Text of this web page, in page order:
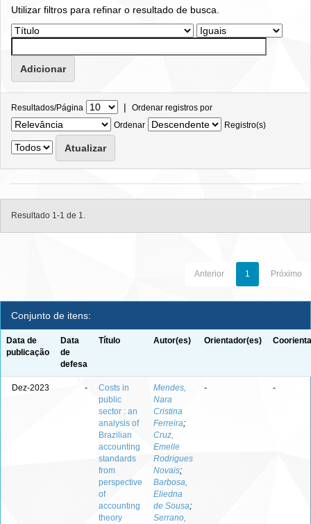
Utilizar filtros para refinar o resultado de busca.
Resultados/Página | Ordenar registros por
Ordenar
Registro(s)
Resultado 1-1 de 1.
Anterior 1 Próximo
Conjunto de itens:
Data de
publicação
Data
de
defesa
Título Autor(es) Orientador(es)
Dez-2023 -
Costs in
public
sector : an
analysis of
Brazilian
accounting
standards
from
perspective
of
accounting
theory
Mendes,
Nara
Cristina
Ferreira;
Cruz,
Emelle
Rodrigues
Novais;
Barbosa,
Eliedna
de Sousa;
Serrano,
- -